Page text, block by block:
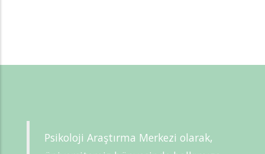
Psikoloji Araştırma Merkezi olarak,